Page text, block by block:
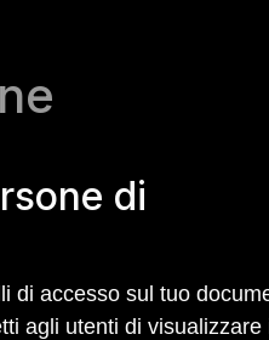
di
accesso sul tuo
agli utenti di